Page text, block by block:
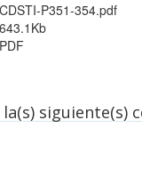
CDSTI-P351-354.pdf
643.1Kb
PDF
siguiente(s)